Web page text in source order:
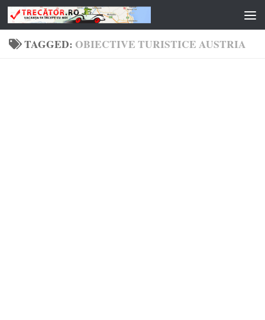
Skip to content
TAGGED:OBIECTIVE TURISTICE AUSTRIA